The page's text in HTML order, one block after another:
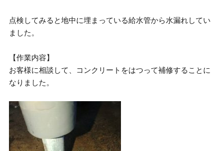
点検してみると地中に埋まっている給水管から水漏れしてい
ました。
【作業内容】
お客様に相談して、コンクリートをはつって補修することに
なりました。